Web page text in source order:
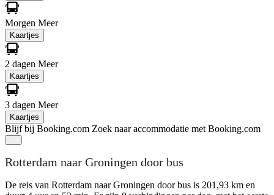
Morgen Meer
Kaartjes
2 dagen Meer
Kaartjes
3 dagen Meer
Kaartjes
Blijf bij Booking.com Zoek naar accommodatie met Booking.com
Rotterdam naar Groningen door bus
De reis van Rotterdam naar Groningen door bus is 201,93 km en